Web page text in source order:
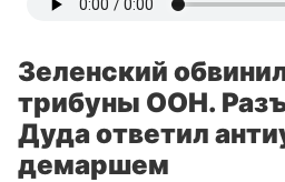
Зеленский
трибуны ООН.
Дуда ответил
демаршем